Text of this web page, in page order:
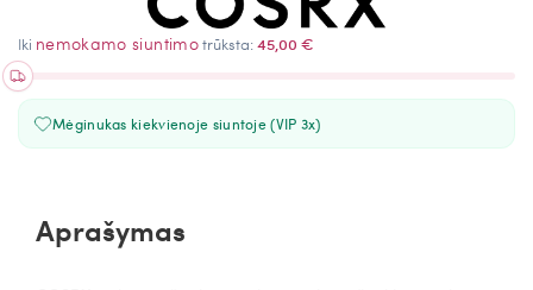
Iki nemokamo siuntimotrūksta:45,00 €
Mėginukas kiekvienoje siuntoje (VIP 3x)
Aprašymas